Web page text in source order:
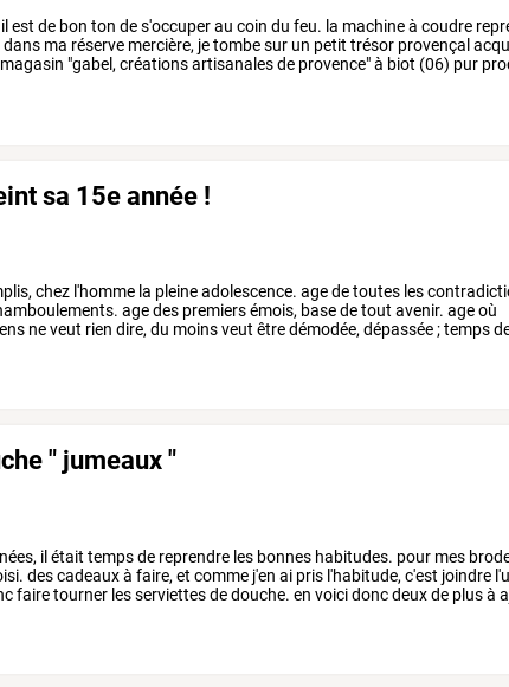
il est de bon ton des'occuperau coin du feu. la machineà coudre
dans ma réserve mercière, jetombesur un petit trésor provençal
magasin "gabel, créationsartisanalesde provence"à biot (06) pur
sa 15e année !
chez l'homme la pleineadolescence. agedetoutes les
agedes premiersémois, basedetout avenir. ageoù
neveut rien dire, du moinsveut êtredémodée, dépassée;temps
" jumeaux "
ilétait tempsde reprendre les bonnes habitudes. pour mes
descadeauxà faire, et comme j'en ai pris l'habitude, c'est joindre
fairetourner lesserviettesdedouche. en voicidoncdeuxde plusà